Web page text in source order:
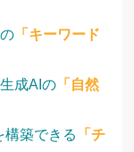
「キーワード
成AIの 「自然
構築できる
「チ